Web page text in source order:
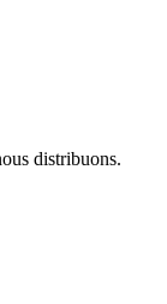
distribuons.